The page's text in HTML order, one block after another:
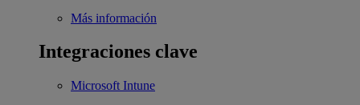
Más información
Integraciones clave
Microsoft Intune